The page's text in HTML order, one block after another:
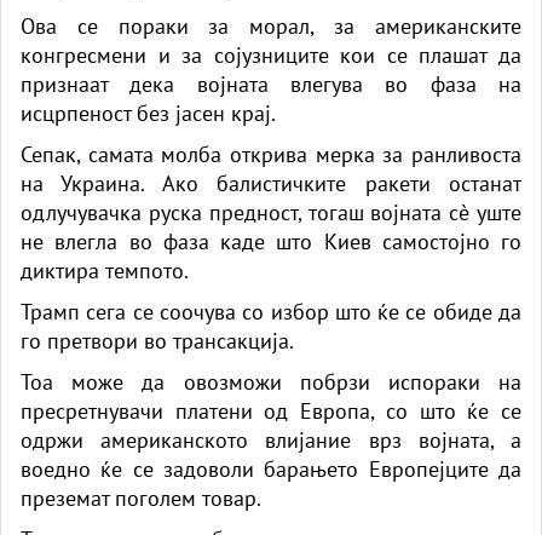
Ова се пораки за морал, за американските
конгресмени и за сојузниците кои се плашат да
признаат дека војната влегува во фаза на
исцрпеност без јасен крај.
Сепак, самата молба открива мерка за ранливоста
на Украина. Ако балистичките ракети останат
одлучувачка руска предност, тогаш војната сè уште
не влегла во фаза каде што Киев самостојно го
диктира темпото.
Трамп сега се соочува со избор што ќе се обиде да
го претвори во трансакција.
Тоа може да овозможи побрзи испораки на
пресретнувачи платени од Европа, со што ќе се
одржи американското влијание врз војната, а
воедно ќе се задоволи барањето Европејците да
преземат поголем товар.